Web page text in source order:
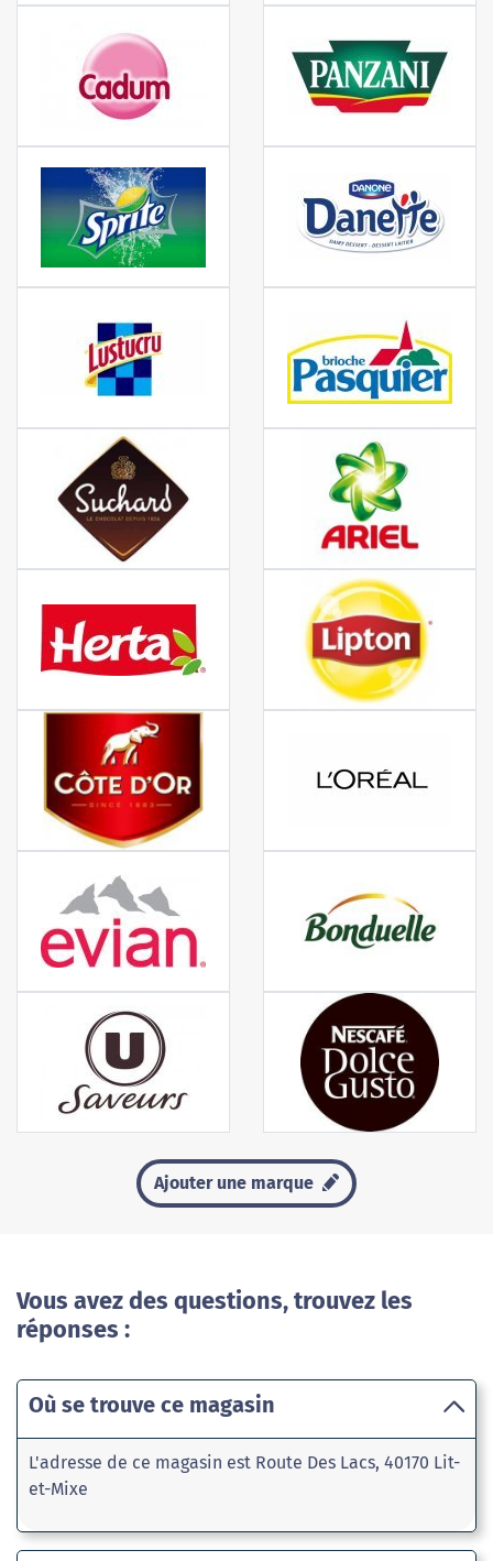
Ajouter une marque
Vous avez des questions, trouvez les
réponses :
Où se trouve ce magasin
L'adresse de ce magasin est Route Des Lacs, 40170 Lit-
et-Mixe